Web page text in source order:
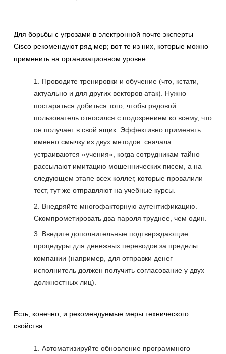
Для борьбы с угрозами в электронной почте эксперты
Cisco рекомендуют ряд мер; вот те из них, которые можно
применить на организационном уровне.
Проводите тренировки и обучение (что, кстати,
актуально и для других векторов атак). Нужно
постараться добиться того, чтобы рядовой
пользователь относился с подозрением ко всему, что
он получает в свой ящик. Эффективно применять
именно смычку из двух методов: сначала
устраиваются «учения», когда сотрудникам тайно
рассылают имитацию мошеннических писем, а на
следующем этапе всех коллег, которые провалили
тест, тут же отправляют на учебные курсы.
Внедряйте многофакторную аутентификацию.
Скомпрометировать два пароля труднее, чем один.
Введите дополнительные подтверждающие
процедуры для денежных переводов за пределы
компании (например, для отправки денег
исполнитель должен получить согласование у двух
должностных лиц).
Есть, конечно, и рекомендуемые меры технического
свойства.
Автоматизируйте обновление программного